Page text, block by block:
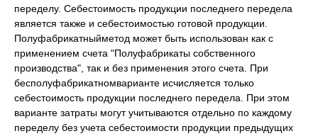
переделу. Себестоимость продукции последнего передела
является также и себестоимостью готовой продукции.
Полуфабрикатныйметод может быть использован как с
применением счета "Полуфабрикаты собственного
производства", так и без применения этого счета. При
бесполуфабрикатномварианте исчисляется только
себестоимость продукции последнего передела. При этом
варианте затраты могут учитываются отдельно по каждому
переделу без учета себестоимости продукции предыдущих